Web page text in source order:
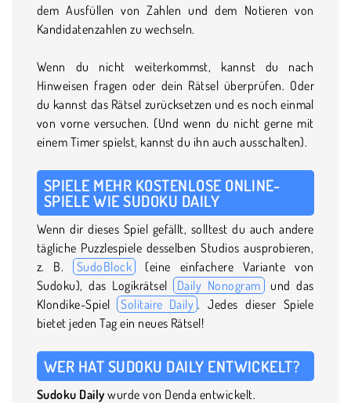
dem Ausfüllen von Zahlen und dem Notieren von
Kandidatenzahlen zu wechseln.
Wenn du nicht weiterkommst, kannst du nach
Hinweisen fragen oder dein Rätsel überprüfen. Oder
du kannst das Rätsel zurücksetzen und es noch einmal
von vorne versuchen. (Und wenn du nicht gerne mit
einem Timer spielst, kannst du ihn auch ausschalten).
SPIELE MEHR KOSTENLOSE ONLINE-
SPIELE WIE SUDOKU DAILY
Wenn dir dieses Spiel gefällt, solltest du auch andere
tägliche Puzzlespiele desselben Studios ausprobieren,
z. B.
SudoBlock
(eine einfachere Variante von
Sudoku), das Logikrätsel
Daily Nonogram und das
Klondike-Spiel Solitaire Daily . Jedes dieser Spiele
bietet jeden Tag ein neues Rätsel!
WER HAT SUDOKU DAILY ENTWICKELT?
Sudoku Daily wurde von Denda entwickelt.